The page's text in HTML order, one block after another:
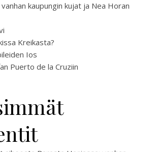
kaupungin kujat ja Nea Horan
Kreikasta?
Ios
Puerto de la Cruziin